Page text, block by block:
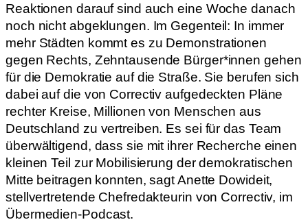
Reaktionen darauf sind auch eine Woche danach
noch nicht abgeklungen. Im Gegenteil: In immer
mehr Städten kommt es zu Demonstrationen
gegen Rechts, Zehntausende Bürger*innen gehen
für die Demokratie auf die Straße. Sie berufen sich
dabei auf die von Correctiv aufgedeckten Pläne
rechter Kreise, Millionen von Menschen aus
Deutschland zu vertreiben. Es sei für das Team
überwältigend, dass sie mit ihrer Recherche einen
kleinen Teil zur Mobilisierung der demokratischen
Mitte beitragen konnten, sagt Anette Dowideit,
stellvertretende Chefredakteurin von Correctiv, im
Übermedien-Podcast.